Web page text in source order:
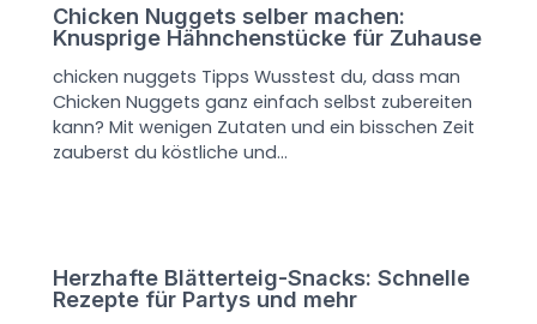
Chicken Nuggets selber machen:
Knusprige Hähnchenstücke für Zuhause
chicken nuggets Tipps Wusstest du, dass man
Chicken Nuggets ganz einfach selbst zubereiten
kann? Mit wenigen Zutaten und ein bisschen Zeit
zauberst du köstliche und…
Herzhafte Blätterteig-Snacks: Schnelle
Rezepte für Partys und mehr